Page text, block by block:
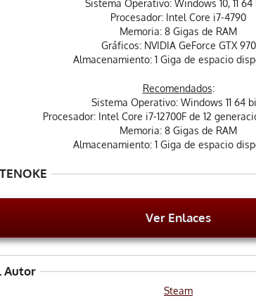
Sistema Operativo: Windows 10, 11 64
Procesador: Intel Core i7-4790
Memoria: 8 Gigas de RAM
Gráficos: NVIDIA GeForce GTX 970
Almacenamiento: 1 Giga de espacio
Recomendados:
Sistema Operativo: Windows 11 64
Procesador: Intel Core i7-12700F de 12
Memoria: 8 Gigas de RAM
Almacenamiento: 1 Giga de espacio
Ver Enlaces
Autor
Steam